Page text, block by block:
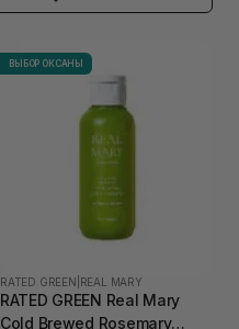
ВЫБОР ОКСАНЫ
RATED GREEN REAL MARY
RATED GREEN Real Mary
Cold Brewed Rosemary